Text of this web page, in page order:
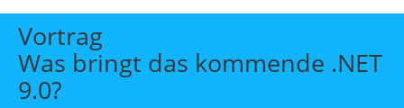
Start
Beratung
Vortrag
Was bringt das kommende .NET
9.0?